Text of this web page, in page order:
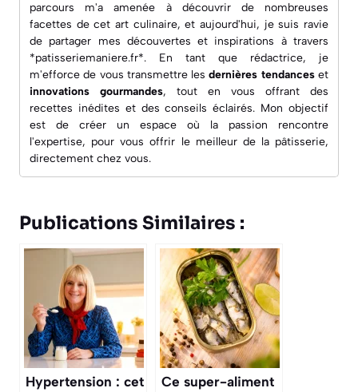
parcours m'a amenée à découvrir de nombreuses
facettes de cet art culinaire, et aujourd'hui, je suis ravie
de partager mes découvertes et inspirations à travers
*patisseriemaniere.fr*. En tant que rédactrice, je
m'efforce de vous transmettre lesdernières tendanceset
innovations gourmandes, tout en vous offrant des
recettes inédites et des conseils éclairés. Mon objectif
est de créer un espace où la passion rencontre
l'expertise, pour vous offrir le meilleur de la pâtisserie,
directement chez vous.
Publications Similaires :
Hypertension : cet
Ce super-aliment